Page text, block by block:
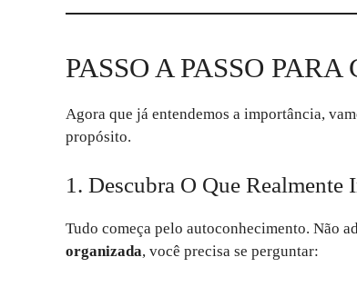
PASSO A PASSO
Agora que já entendemos a importância,
propósito.
1. Descubra O Que Realmente
Tudo começa pelo autoconhecimento. Não
organizada, você precisa se perguntar: